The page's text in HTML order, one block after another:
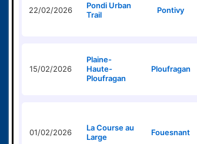
22/02/2026
Pondi Urban
Trail
Pontivy
15/02/2026
Plaine-
Haute-
Ploufragan
Ploufragan
01/02/2026
La Course au
Large
Fouesnant